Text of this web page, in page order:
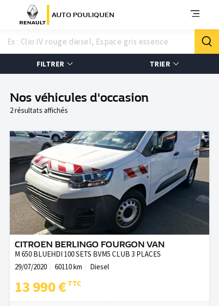
AUTO POULIQUEN
FILTRER TRIER
Nos véhicules d'occasion
2 résultats affichés
CITROEN BERLINGO FOURGON VAN
M 650 BLUEHDI 100 SETS BVM5 CLUB 3 PLACES
29/07/2020
60110 km Diesel
13 990 €